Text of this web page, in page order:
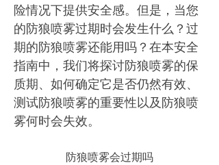
险情况下提供安全感。但是，当您
的防狼喷雾过期时会发生什么？过
期的防狼喷雾还能用吗？在本安全
指南中，我们将探讨防狼喷雾的保
质期、如何确定它是否仍然有效、
测试防狼喷雾的重要性以及防狼喷
雾何时会失效。
防狼喷雾会过期吗